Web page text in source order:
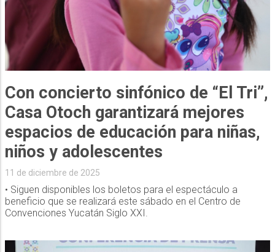
Con concierto sinfónico de “El Tri”,
Casa Otoch garantizará mejores
espacios de educación para niñas,
niños y adolescentes
11 de diciembre de 2025
• Siguen disponibles los boletos para el espectáculo a
beneficio que se realizará este sábado en el Centro de
Convenciones Yucatán Siglo XXI.